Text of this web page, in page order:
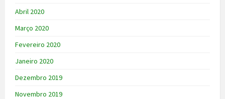
Abril 2020
Março 2020
Fevereiro 2020
Janeiro 2020
Dezembro 2019
Novembro 2019